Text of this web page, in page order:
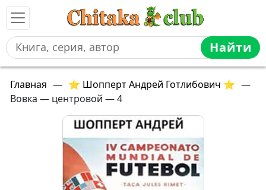
Найти
Главная — ⭐ Шопперт Андрей Готлибович ⭐ —
Вовка — центровой — 4